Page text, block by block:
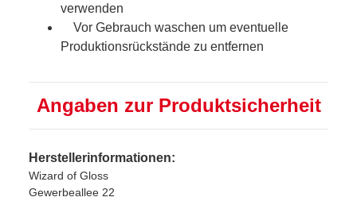
verwenden
Vor Gebrauch waschen um eventuelle
Produktionsrückstände zu entfernen
Angaben zur Produktsicherheit
Herstellerinformationen:
Wizard of Gloss
Gewerbeallee 22